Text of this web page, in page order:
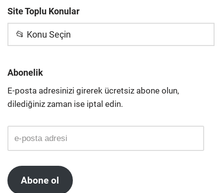
Site Toplu Konular
📂 Konu Seçin
Abonelik
E-posta adresinizi girerek ücretsiz abone olun,
dilediğiniz zaman ise iptal edin.
Abone ol